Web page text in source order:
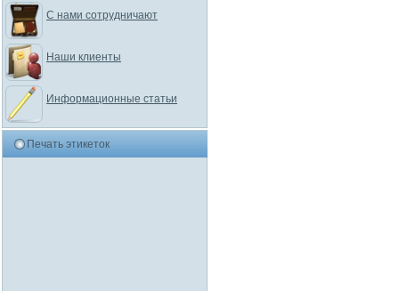
С нами сотрудничают
Наши клиенты
Информационные статьи
Печать этикеток